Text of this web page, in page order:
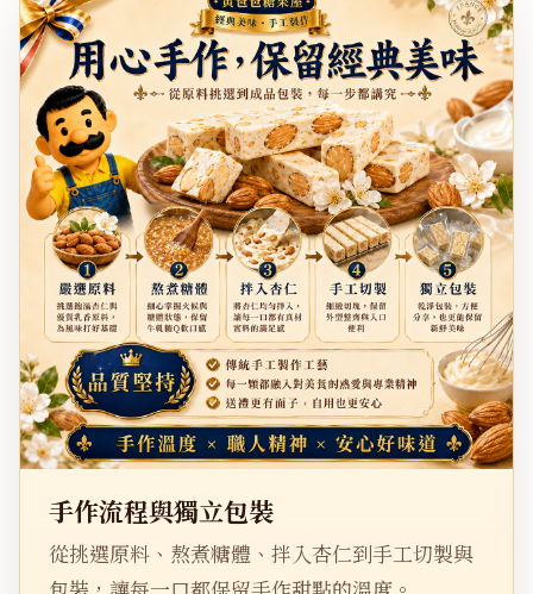
手作流程與獨立包裝
從挑選原料、熬煮糖體、拌入杏仁到手工切製與